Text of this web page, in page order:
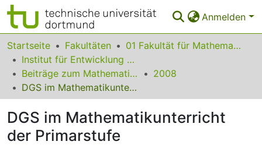
Anmelden
Bereiche & Sammlungen
Das gesamte Repositorium
Statistiken
FAQ
Leitlinien
Startseite Fakultäten
01 Fakultät für Mathematik
Institut für Entwicklung und Erforschung des Mathematikunterrichts
Beiträge zum Mathematikunterricht
2008
DGS im Mathematikunterricht der Primarstufe
DGS im Mathematikunterricht
der Primarstufe